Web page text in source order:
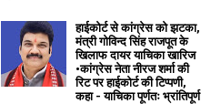
हाईकोर्ट से कांग्रेस को झटका,
मंत्री गोविन्द सिंह राजपूत के
खिलाफ दायर याचिका खारिज
•कांग्रेस नेता नीरज शर्मा की
रिट पर हाईकोर्ट की टिप्पणी,
कहा - याचिका पूर्णतः भ्रांतिपूर्ण